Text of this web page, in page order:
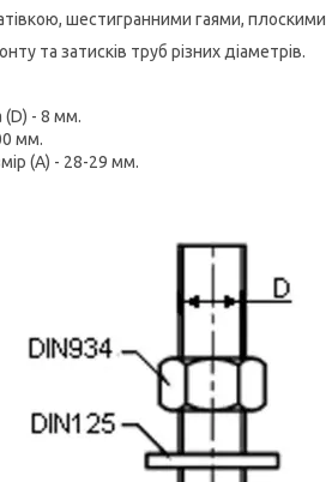
шестигранними гаями, плоскими
та затисків труб різних діаметрів.
(D) - 8 мм.
мм.
(А) - 28-29 мм.